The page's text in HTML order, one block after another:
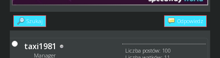
Szukaj Odpowiedz
taxi1981
Manager
Liczba postów: 100